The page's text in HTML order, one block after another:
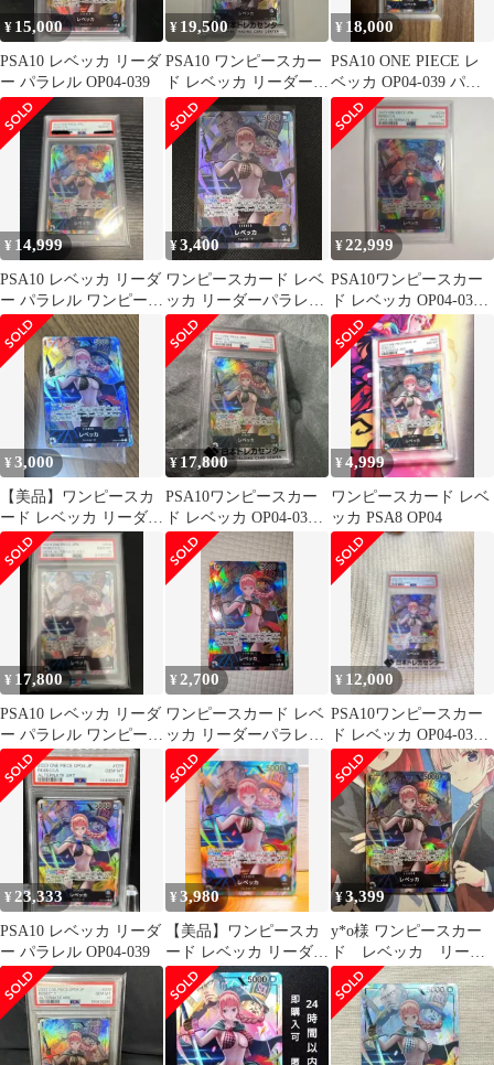
¥ 15,000
PSA10 レベッカ リーダ
ー パラレル OP04-039
¥ 19,500
PSA10 ワンピースカー
ド レベッカ リーダー
パラレル
¥ 18,000
PSA10 ONE PIECE レ
ベッカ OP04-039 パラ
レル
¥ 14,999
PSA10 レベッカ リーダ
ー パラレル ワンピース
カード
¥3,400
ワンピースカード レベ
ッカ リーダーパラレル
謀略の王国OP04-039
¥22,999
PSA10ワンピースカー
ド レベッカ OP04-039 L
パラレル 謀略の王国
¥3,000
【美品】ワンピースカ
ード レベッカ リーダー
パラレル 謀略の王国
OP04-039
¥17,800
PSA10ワンピースカー
ド レベッカ OP04-039 L
パラレル 謀略の王国
¥4,999
ワンピースカード レベ
ッカ PSA8 OP04
¥ 17,800
PSA10 レベッカ リーダ
ー パラレル ワンピース
カード
¥ 2,700
ワンピースカード レベ
ッカ リーダーパラレル
謀略の王国OP04-039
¥ 12,000
PSA10ワンピースカー
ド レベッカ OP04-039 L
パラレル 謀略の王国
¥ 23,333
PSA10 レベッカ リーダ
ー パラレル OP04-039
¥3,980
【美品】ワンピースカ
ード レベッカ リーダー
パラレル 謀略の王国
OP04-039
¥3,399
y*o様 ワンピースカー
ド レベッカ リーダ
ー パラレル （リーパ
ラ）